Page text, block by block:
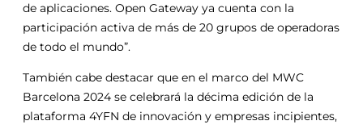
de aplicaciones. Open Gateway ya cuenta con la
participación activa de más de 20 grupos de operadoras
de todo el mundo”.
También cabe destacar que en el marco del MWC
Barcelona 2024 se celebrará la décima edición de la
plataforma 4YFN de innovación y empresas incipientes,